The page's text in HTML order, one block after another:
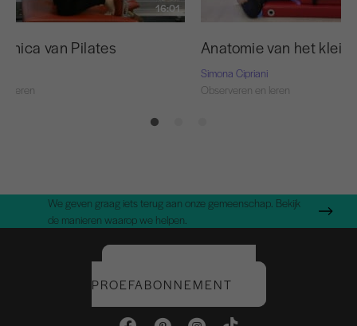
16:01
van Pilates
leren
Anatomie van het
Simona Cipriani
Observeren en leren
We geven graag iets terug aan onze gemeenschap. Bekijk
de manieren waarop we helpen.
PROEFABONNEMENT